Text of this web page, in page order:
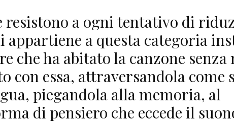
resistono a ogni tentativo di
appartiene a questa categoria
che ha abitato la canzone senza
con essa, attraversandola come
piegandola alla memoria, al
di pensiero che eccede il